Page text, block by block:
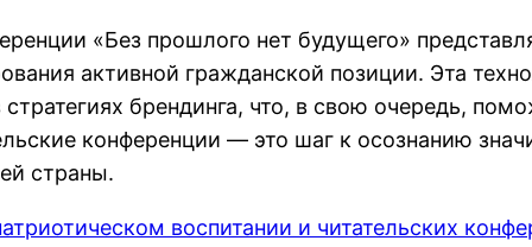
«Без прошлого нет будущего»
активной гражданской позиции. Эта
стратегиях брендинга, что, в свою очередь,
конференции — это шаг к осознанию
страны.
воспитании и читательских